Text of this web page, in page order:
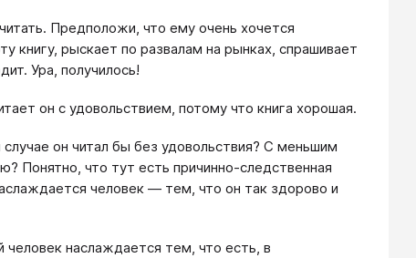
Предположи, что ему очень хочется
книгу, рыскает по развалам на рынках, спрашивает
Ура, получилось!
он с удовольствием, потому что книга хорошая.
он читал бы без удовольствия? С меньшим
Понятно, что тут есть причинно-следственная
человек — тем, что он так здорово и
наслаждается тем, что есть, в